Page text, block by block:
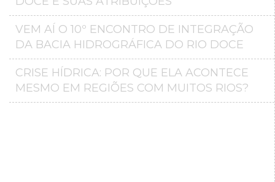
VEM AÍ O 10º ENCONTRO DE INTEGRAÇÃO
DA BACIA HIDROGRÁFICA DO RIO DOCE
CRISE HÍDRICA: POR QUE ELA ACONTECE
MESMO EM REGIÕES COM MUITOS RIOS?